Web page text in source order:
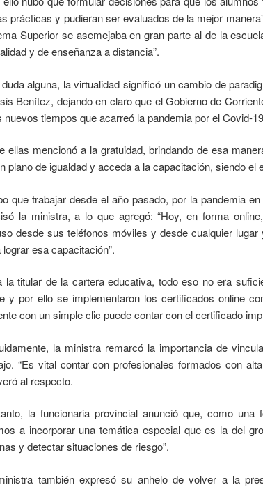
prácticas y pudieran ser evaluados de la mejor
Superior se asemejaba en gran parte al de la
y de enseñanza a distancia”.
duda alguna, la virtualidad significó un cambio de
Benítez, dejando en claro que el Gobierno de
nuevos tiempos que acarreó la pandemia por el Covid-
ellas mencionó a la gratuidad, brindando de esa
plano de igualdad y acceda a la capacitación, siendo
que trabajar desde el año pasado, por la pandemia
la ministra, a lo que agregó: “Hoy, en forma
desde sus teléfonos móviles y desde cualquier
lograr esa capacitación”.
la titular de la cartera educativa, todo eso no era
y por ello se implementaron los certificados online
con un simple clic puede contar con el certificado
la ministra remarcó la importancia de
“Es vital contar con profesionales formados con
al respecto.
la funcionaria provincial anunció que, como
a incorporar una temática especial que es la del
y detectar situaciones de riesgo”.
también expresó su anhelo de volver a la